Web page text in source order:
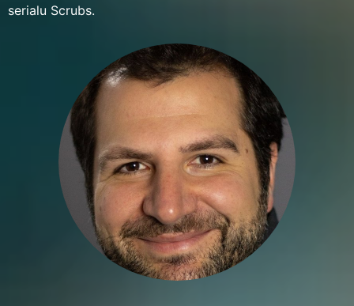
serialu Scrubs.